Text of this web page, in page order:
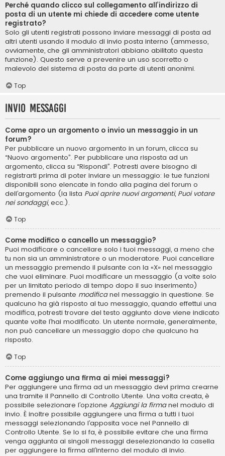
Perché quando clicco sul collegamento all’indirizzo di
posta di un utente mi chiede di accedere come utente
registrato?
Solo gli utenti registrati possono inviare messaggi di posta ad
altri utenti usando il modulo di invio posta interno (ammesso,
ovviamente, che gli amministratori abbiano abilitato questa
funzione). Questo serve a prevenire un uso scorretto o
malevolo del sistema di posta da parte di utenti anonimi.
Top
Invio Messaggi
Come apro un argomento o invio un messaggio in un
forum?
Per pubblicare un nuovo argomento in un forum, clicca su
“Nuovo argomento”. Per pubblicare una risposta ad un
argomento, clicca su “Rispondi”. Potresti avere bisogno di
registrarti prima di poter inviare un messaggio: le tue funzioni
disponibili sono elencate in fondo alla pagina del forum o
dell’argomento (la lista Puoi aprire nuovi argomenti, Puoi votare
nei sondaggi, ecc.).
Top
Come modifico o cancello un messaggio?
Puoi modificare o cancellare solo i tuoi messaggi, a meno che
tu non sia un amministratore o un moderatore. Puoi cancellare
un messaggio premendo il pulsante con la «X» nel messaggio
che vuoi eliminare. Puoi modificare un messaggio (a volte solo
per un limitato periodo di tempo dopo il suo inserimento)
premendo il pulsante modificanel messaggio in questione. Se
qualcuno ha già risposto al tuo messaggio, quando effettui una
modifica, potresti trovare del testo aggiunto dove viene indicato
quante volte l’hai modificato. Un utente normale, generalmente,
non può cancellare un messaggio dopo che qualcuno ha
risposto.
Top
Come aggiungo una firma ai miei messaggi?
Per aggiungere una firma ad un messaggio devi prima crearne
una tramite il Pannello di Controllo Utente. Una volta creata, è
possibile selezionare l’opzione Aggiungi la firmanel modulo di
invio. È inoltre possibile aggiungere una firma a tutti i tuoi
messaggi selezionando l’apposita voce nel Pannello di
Controllo Utente. Se lo si fa, è possibile evitare che una firma
venga aggiunta ai singoli messaggi deselezionando la casella
per aggiungere la firma all’interno del modulo di invio.